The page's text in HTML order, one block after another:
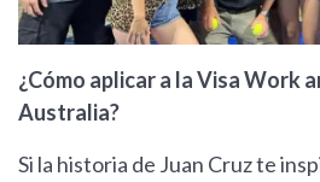
¿Cómo aplicar a la Visa Work
Australia?
Si la historia de Juan Cruz te